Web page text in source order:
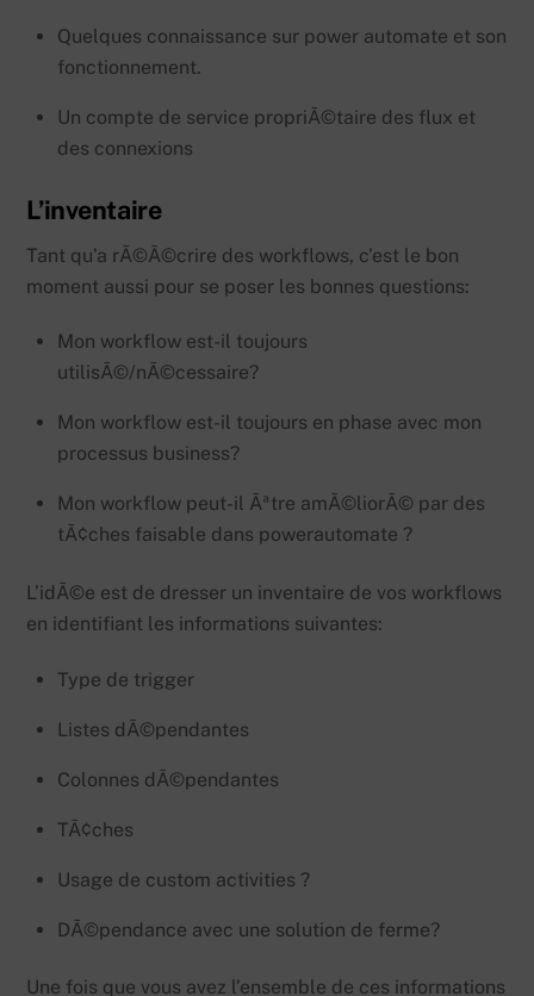
Quelques connaissance sur power automate et son
fonctionnement.
Un compte de service propriÃ©taire des flux et
des connexions
L’inventaire
Tant qu’a rÃ©Ã©crire des workflows, c’est le bon
moment aussi pour se poser les bonnes questions:
Mon workflow est-il toujours
utilisÃ©/nÃ©cessaire?
Mon workflow est-il toujours en phase avec mon
processus business?
Mon workflow peut-il Ãªtre amÃ©liorÃ© par des
tÃ¢ches faisable dans powerautomate ?
L’idÃ©e est de dresser un inventaire de vos workflows
en identifiant les informations suivantes:
Type de trigger
Listes dÃ©pendantes
Colonnes dÃ©pendantes
TÃ¢ches
Usage de custom activities ?
DÃ©pendance avec une solution de ferme?
Une fois que vous avez l’ensemble de ces informations